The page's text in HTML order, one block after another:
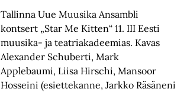
Tallinna Uue Muusika Ansambli
kontsert „Star Me Kitten“ 11. III Eesti
muusika- ja teatriakadeemias. Kavas
Alexander Schuberti, Mark
Applebaumi, Liisa Hirschi, Mansoor
Hosseini (esiettekanne, Jarkko Räsäneni